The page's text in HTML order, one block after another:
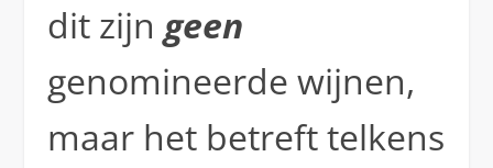
dit zijn geen
genomineerde wijnen,
maar het betreft telkens